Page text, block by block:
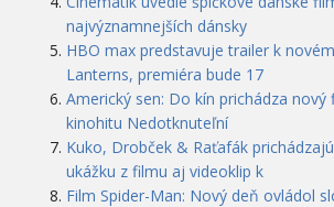
najvýznamnejších dánsky
HBO max predstavuje trailer k
Lanterns, premiéra bude 17
Americký sen: Do kín prichádza
kinohitu Nedotknuteľní
Kuko, Drobček & Raťafák
ukážku z filmu aj videoklip k
Film Spider-Man: Nový deň ovládol